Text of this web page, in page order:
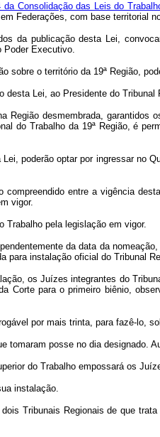
da Consolidação das Leis do
Federações, com base territorial
da publicação desta Lei,
Poder Executivo.
o território da 19ª Região,
Lei, ao Presidente do
desmembrada,
do Trabalho da 19ª Região, é
poderão optar por ingressar no
entre a vigência
vigor.
Trabalho pela legislação em vigor.
da data da
instalação oficial do Tribunal
os Juízes integrantes do
para o primeiro biênio,
por mais trinta, para fazê-lo,
posse no dia designado.
do Trabalho empossará os
instalação.
Tribunais Regionais de que